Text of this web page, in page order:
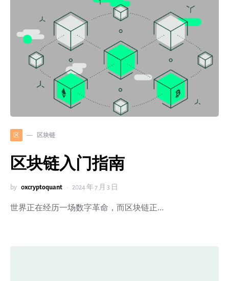
区 区块链
区块链入门指南
by 0xcryptoquant 2024 年 7 月 3 日
世界正在经历一场数字革命，而区块链正…